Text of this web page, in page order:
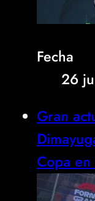
Fecha
26
Gran
Copa